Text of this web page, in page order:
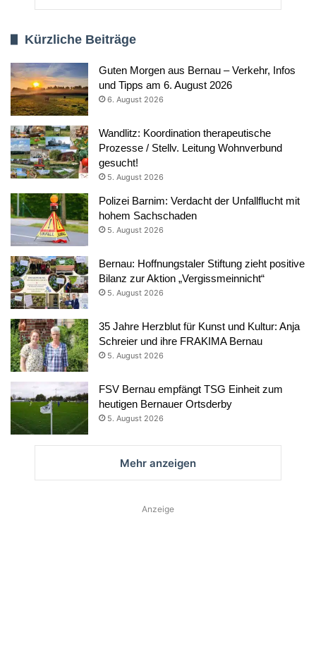
Kürzliche Beiträge
Guten Morgen aus Bernau – Verkehr, Infos
und Tipps am 6. August 2026
6. August 2026
Wandlitz: Koordination therapeutische
Prozesse / Stellv. Leitung Wohnverbund
gesucht!
5. August 2026
Polizei Barnim: Verdacht der Unfallflucht mit
hohem Sachschaden
5. August 2026
Bernau: Hoffnungstaler Stiftung zieht positive
Bilanz zur Aktion „Vergissmeinnicht“
5. August 2026
35 Jahre Herzblut für Kunst und Kultur: Anja
Schreier und ihre FRAKIMA Bernau
5. August 2026
FSV Bernau empfängt TSG Einheit zum
heutigen Bernauer Ortsderby
5. August 2026
Mehr anzeigen
Anzeige